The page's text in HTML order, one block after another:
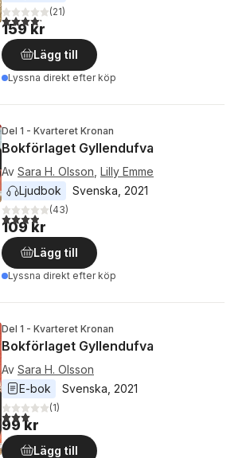
4,2utav 5 stjärnor. Totalt antal röster:
(21)
159 kr
Lägg till
Lyssna direkt efter köp
Del 1 - Kvarteret Kronan
Bokförlaget Gyllendufva
Av Sara H. Olsson Lilly Emme
Ljudbok
Svenska 2021
3,9utav 5 stjärnor. Totalt antal röster:
(43)
109 kr
Lägg till
Lyssna direkt efter köp
Del 1 - Kvarteret Kronan
Bokförlaget Gyllendufva
Av Sara H. Olsson
E-bok
Svenska 2021
3,0utav 5 stjärnor. Totalt antal röster:
(1)
99 kr
Lägg till